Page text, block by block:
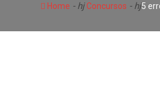
Home - hjConcursos - hj5